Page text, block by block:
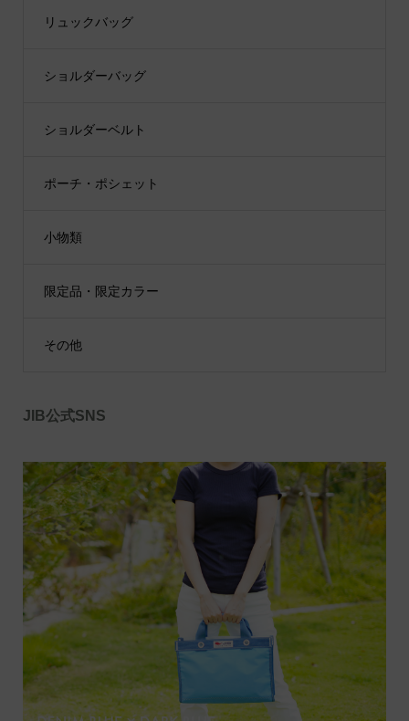
リュックバッグ
ショルダーバッグ
ショルダーベルト
ポーチ・ポシェット
小物類
限定品・限定カラー
その他
JIB公式SNS